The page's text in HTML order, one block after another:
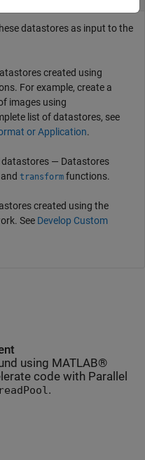
datastores as input to the
created using
For example, create a
images using
list of datastores, see
or Application.
— Datastores
and transform functions.
created using the
See Develop Custom
using MATLAB®
code with Parallel
.